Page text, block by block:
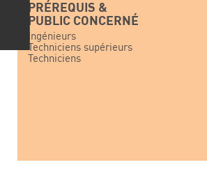
PRÉREQUIS &
PUBLIC CONCERNÉ
Ingénieurs
Techniciens supérieurs
Techniciens